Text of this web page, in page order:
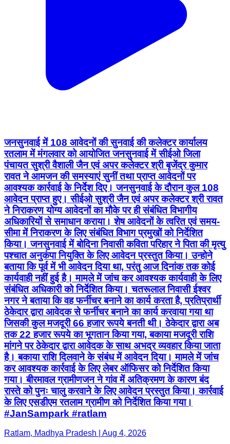
जनसुनवाई में 108 आवेदनों की सुनवाई की कलेक्टर कार्यालय
रतलाम में मंगलवार को आयोजित जनसुनवाई में सीईओ जिला
पंचायत सुश्री वैशाली जैन एवं अपर कलेक्टर श्री बृजेंद्र कुमार
रावत ने आमजन की समस्याएं सुनीं तथा प्राप्त आवेदनों पर
आवश्यक कार्रवाई के निर्देश दिए। जनसुनवाई के दौरान कुल 108
आवेदन प्राप्त हुए। सीईओ सुश्री जैन एवं अपर कलेक्टर श्री रावत
ने निराकरण योग्य आवेदनों का मौके पर ही संबंधित विभागीय
अधिकारियों से समाधान कराया। शेष आवेदनों के त्वरित एवं समय-
सीमा में निराकरण के लिए संबंधित विभाग प्रमुखों को निर्देशित
किया। जनसुनवाई में बोदिना निवासी कविता परिहार ने पिता की मृत्यु
पश्चात अनुकंपा नियुक्ति के लिए आवेदन प्रस्तुत किया। उन्होने
बताया कि पूर्व में भी आवेदन दिया था, परंतु आज दिनांक तक कोई
कार्यवाही नहीं हुई है। मामले में जांच कर आवश्यक कार्यवाही के लिए
संबंधित अधिकारी को निर्देशित किया। चतरूलाल निवासी ईश्वर
नगर ने बताया कि वह फर्नीचर बनाने का कार्य करता है, प्रतिप्रार्थी
ठेकेदार द्वारा आवेदक से फर्नीचर बनाने का कार्य करवाया गया था
जिसकी कुल मजदूरी 66 हजार रूपये बनती थी। ठेकेदार द्वारा अब
तक 22 हजार रूपये का भूगतान किया गया, बकाया मजदूरी राशि
मांगने पर ठेकेदार द्वारा आवेदक के साथ अभद्र व्यवहार किया जाता
है। बकाया राशि दिलवाने के संबंध में आवेदन दिया। मामले में जांच
कर आवश्यक कार्रवाई के लिए लेबर ऑफिसर को निर्देशित किया
गया। बीरमावल ग्रामीणजन ने गांव में अतिक्रमण के कारण बंद
रास्ते को पुनः चालु करवाने के लिए आवेदन प्रस्तुत किया। कार्रवाई
के लिए एसडीएम रतलाम ग्रामीण को निर्देशित किया गया।
#JanSampark #ratlam
Ratlam, Madhya Pradesh | Aug 4, 2026